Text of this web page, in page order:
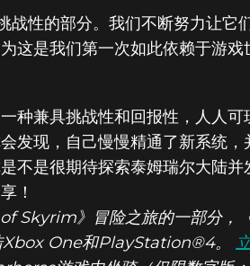
战性的部分。我们不断努力让
这是我们第一次如此依赖于游
种兼具挑战性和回报性，人人
发现，自己慢慢精通了新系统
不是很期待探索泰姆瑞尔大陆
！
Skyrim》冒险之旅的一部分
Xbox One和PlayStation®4。